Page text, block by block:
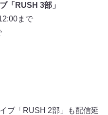
「RUSH 3部」
まで
ブ「RUSH 2部」も配信延